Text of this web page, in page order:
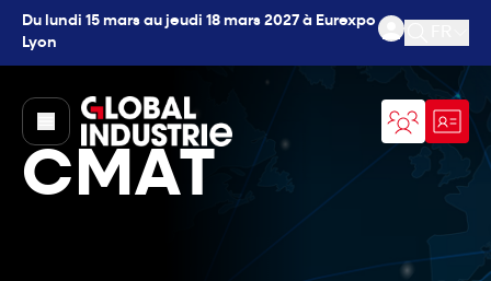
Du lundi 15 mars au jeudi 18 mars 2027 à Eurexpo
Lyon
Ouvrir
page.home
CMAT